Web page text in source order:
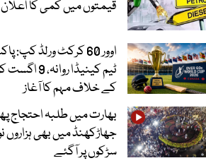
قیمتوں میں کمی کا اعلان
اوور 60 کرکٹ ورلڈ کپ:
ٹیم کینیڈا
کے خلاف مہم کا آغاز
بھارت میں طلبہ احتجاج
جھاڑکھنڈ میں بھی ہزاروں
سڑکوں پر آگئے